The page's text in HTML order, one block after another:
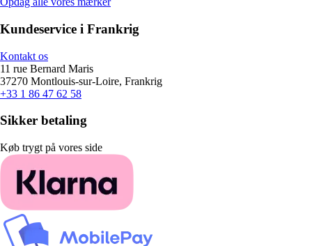
Kundeservice i Frankrig
Kontakt os
11 rue Bernard Maris
37270 Montlouis-sur-Loire, Frankrig
+33 1 86 47 62 58
Sikker betaling
Køb trygt på vores side